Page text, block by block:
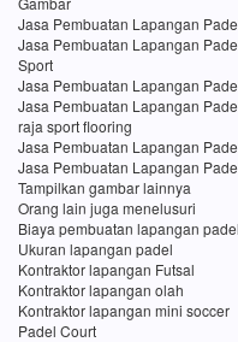
Jasa Pembuatan Lapangan
Jasa Pembuatan Lapangan
Sport
Jasa Pembuatan Lapangan
Jasa Pembuatan Lapangan
raja sport flooring
Jasa Pembuatan Lapangan
Jasa Pembuatan Lapangan
Tampilkan gambar lainnya
Orang lain juga menelusuri
Biaya pembuatan lapangan padel
Ukuran lapangan padel
Kontraktor lapangan Futsal
Kontraktor lapangan olah
Kontraktor lapangan mini soccer
Padel Court